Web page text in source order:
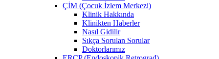
ÇİM (Çocuk İzlem Merkezi)
Klinik Hakkında
Klinikten Haberler
Nasıl Gidilir
Sıkça Sorulan Sorular
Doktorlarımız